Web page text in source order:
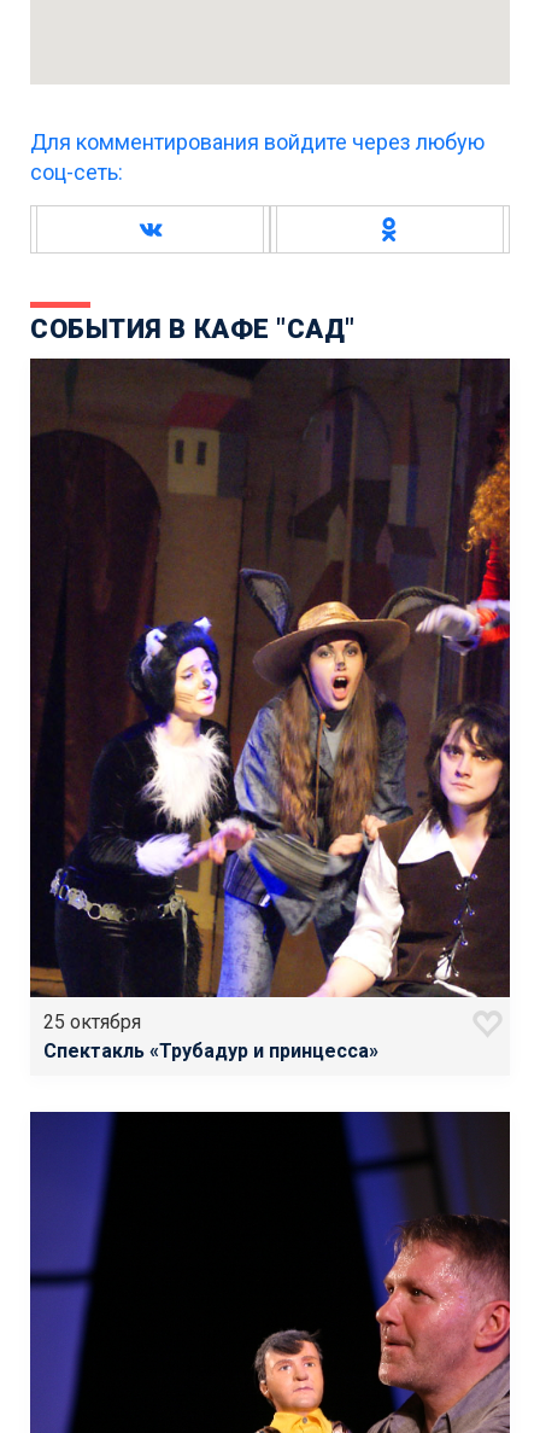
Для комментирования войдите через любую
соц-сеть:
СОБЫТИЯ В КАФЕ "САД"
25 октября
Спектакль «Трубадур и принцесса»